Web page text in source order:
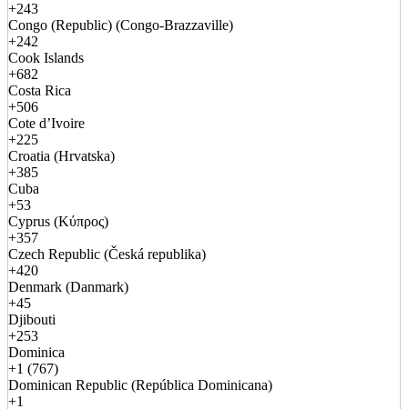
+243
Congo (Republic) (Congo-Brazzaville)
+242
Cook Islands
+682
Costa Rica
+506
Cote d’Ivoire
+225
Croatia (Hrvatska)
+385
Cuba
+53
Cyprus (Κύπρος)
+357
Czech Republic (Česká republika)
+420
Denmark (Danmark)
+45
Djibouti
+253
Dominica
+1 (767)
Dominican Republic (República Dominicana)
+1